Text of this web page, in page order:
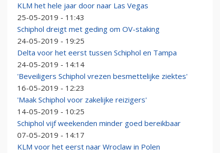
KLM het hele jaar door naar Las Vegas
25-05-2019 - 11:43
Schiphol dreigt met geding om OV-staking
24-05-2019 - 19:25
Delta voor het eerst tussen Schiphol en Tampa
24-05-2019 - 14:14
'Beveiligers Schiphol vrezen besmettelijke ziektes'
16-05-2019 - 12:23
'Maak Schiphol voor zakelijke reizigers'
14-05-2019 - 10:25
Schiphol vijf weekenden minder goed bereikbaar
07-05-2019 - 14:17
KLM voor het eerst naar Wroclaw in Polen